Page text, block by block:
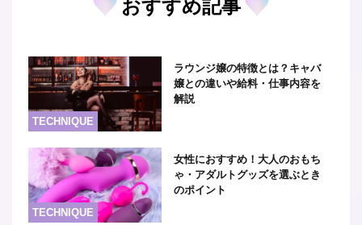
おすすめ記事
TECHNIQUE
ラウンジ嬢の特徴とは？キャバ
嬢との違いや給料・仕事内容を
解説
TECHNIQUE
女性におすすめ！大人のおもち
ゃ・アダルトグッズを選ぶとき
のポイント